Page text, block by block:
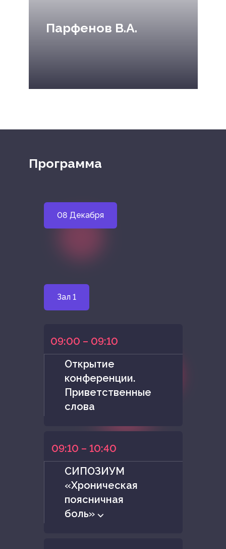
Парфенов В.А.
Программа
08 Декабря
Зал 1
09:00 – 09:10
Открытие
конференции.
Приветственные
слова
09:10 – 10:40
СИПОЗИУМ
«Хроническая
поясничная
боль» ⌵